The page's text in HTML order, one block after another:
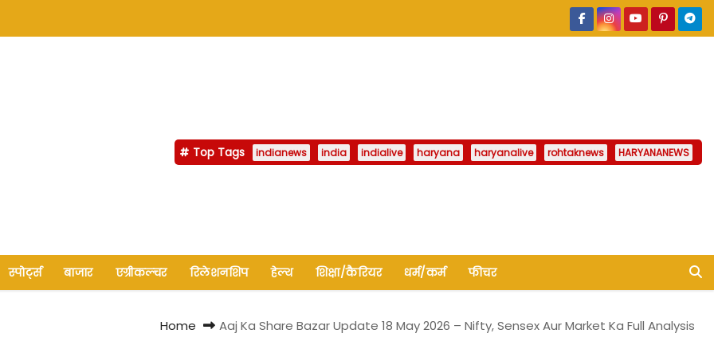
Top Tags indianews india indialive haryana haryanalive rohtaknews HARYANANEWS
स्पोर्ट्स बाजार एग्रीकल्चर रिलेशनशिप हेल्थ शिक्षा/कैरियर धर्म/कर्म फीचर
Home Aaj Ka Share Bazar Update 18 May 2026 – Nifty, Sensex Aur Market Ka Full Analysis